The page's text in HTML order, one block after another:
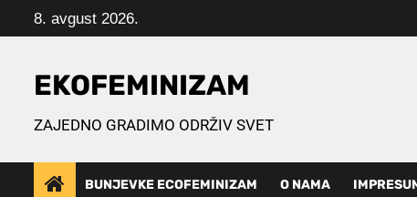
to
8. avgust 2026.
EKOFEMINIZAM
ZAJEDNO GRADIMO ODRŽIV SVET
BUNJEVKE ECOFEMINIZAM O NAMA